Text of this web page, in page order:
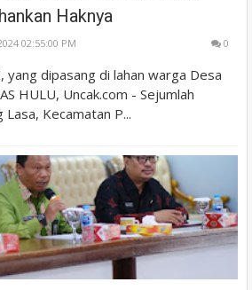
Haknya
02:55:00 PM 0
yang dipasang di lahan warga Desa
HULU, Uncak.com - Sejumlah
Kecamatan P...